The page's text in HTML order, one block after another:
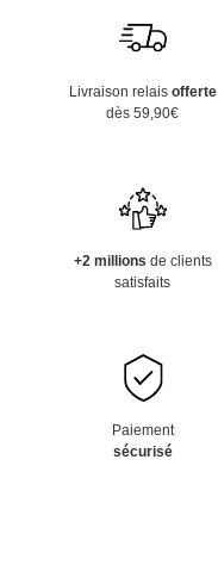
Livraison relais offerte
dès 59,90€
+2 millions de clients
satisfaits
Paiement
sécurisé